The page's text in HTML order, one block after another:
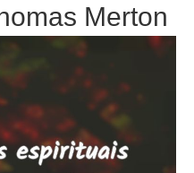
Merton